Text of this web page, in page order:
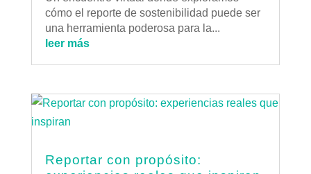
cómo el reporte de sostenibilidad puede ser
una herramienta poderosa para la...
leer más
Reportar con propósito: